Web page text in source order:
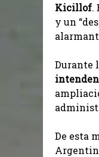
Kicillof.
y un
Durante
De esta